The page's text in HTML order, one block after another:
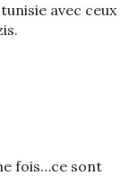
avec ceux
fois…ce sont